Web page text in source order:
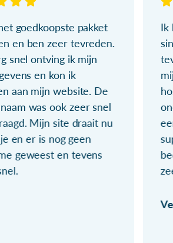
goedkoopste pakket
en ben zeer tevreden.
snel ontving ik mijn
en kon ik
aan mijn website. De
was ook zeer snel
Mijn site draait nu
en er is nog geen
geweest en tevens
Ik